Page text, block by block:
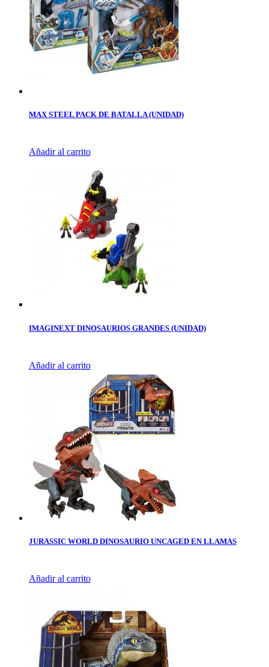
MAX STEEL PACK DE BATALLA (UNIDAD)
Añadir al carrito
IMAGINEXT DINOSAURIOS GRANDES (UNIDAD)
Añadir al carrito
JURASSIC WORLD DINOSAURIO UNCAGED EN LLAMAS
Añadir al carrito